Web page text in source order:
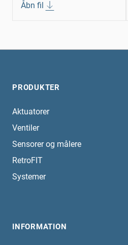
Åbn fil
PRODUKTER
Aktuatorer
Ventiler
Sensorer og målere
RetroFIT
Systemer
INFORMATION